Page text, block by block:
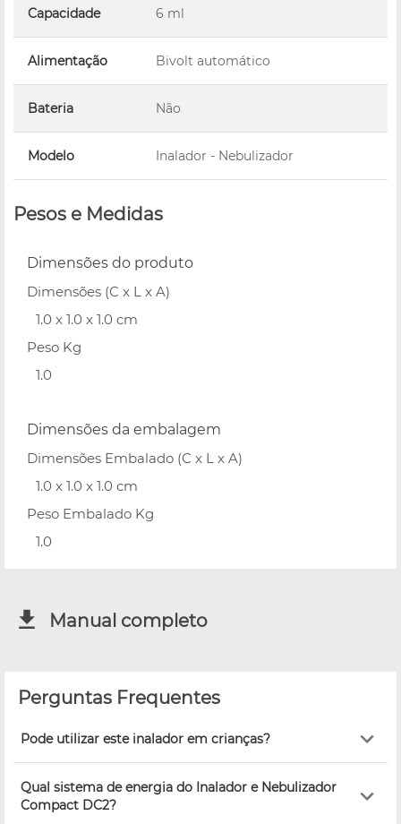
Capacidade 6 ml
Alimentação Bivolt automático
Bateria Não
Modelo Inalador - Nebulizador
Pesos e Medidas
Dimensões do produto
Dimensões (C x L x A)
1.0 x 1.0 x 1.0 cm
Peso Kg
1.0
Dimensões da embalagem
Dimensões Embalado (C x L x A)
1.0 x 1.0 x 1.0 cm
Peso Embalado Kg
1.0
Manual completo
Perguntas Frequentes
Pode utilizar este inalador em crianças?
Qual sistema de energia do Inalador e Nebulizador
Compact DC2?